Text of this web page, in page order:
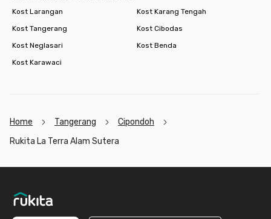
- Gereja Katolik St. Laurensius 2.6 km
- Vihara Siripada 6 km
Minimarket
- Alfamart 34 m
Kost Larangan
Kost Karang Tengah
Kost Tangerang
Kost Cibodas
Kost Neglasari
Kost Benda
Kost Karawaci
Home Tangerang
Cipondoh
Rukita La Terra Alam Sutera